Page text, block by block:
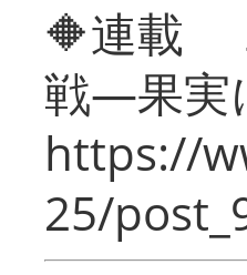
🔶連載
戦―果実
https://
25/